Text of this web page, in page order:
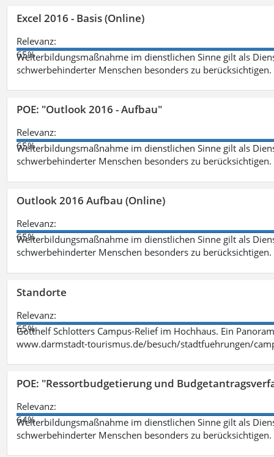
Excel 2016 - Basis (Online)
Relevanz:
65%
Weiterbildungsmaßnahme im dienstlichen Sinne gilt als
schwerbehinderter Menschen besonders zu berücksichtigen.
POE: "Outlook 2016 - Aufbau"
Relevanz:
65%
Weiterbildungsmaßnahme im dienstlichen Sinne gilt als
schwerbehinderter Menschen besonders zu berücksichtigen.
Outlook 2016 Aufbau (Online)
Relevanz:
65%
Weiterbildungsmaßnahme im dienstlichen Sinne gilt als
schwerbehinderter Menschen besonders zu berücksichtigen.
Standorte
Relevanz:
65%
Gotthelf Schlotters Campus-Relief im Hochhaus. Ein
www.darmstadt-tourismus.de/besuch/stadtfuehrungen/
POE: "Ressortbudgetierung und
Relevanz:
64%
Weiterbildungsmaßnahme im dienstlichen Sinne gilt als
schwerbehinderter Menschen besonders zu berücksichtigen.